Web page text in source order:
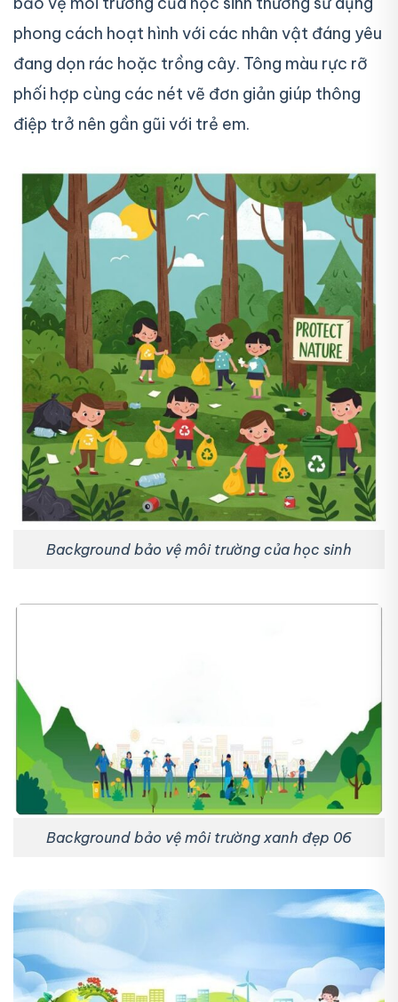
phong cách hoạt hình với các nhân vật đáng yêu
đang dọn rác hoặc trồng cây. Tông màu rực rỡ
phối hợp cùng các nét vẽ đơn giản giúp thông
điệp trở nên gần gũi với trẻ em.
Background bảo vệ môi trường của học sinh
Background bảo vệ môi trường xanh đẹp 06